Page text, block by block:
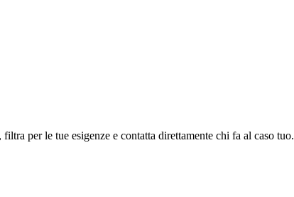
per le tue esigenze e contatta direttamente chi fa al caso tuo.